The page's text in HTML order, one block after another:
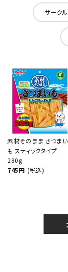
サーク
素材そのまま さつまい
も スティックタイプ
280g
745円 (税込)